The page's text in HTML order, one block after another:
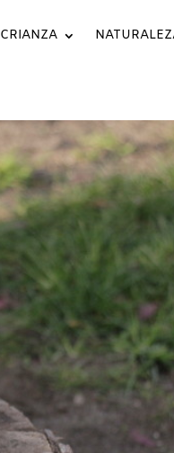
CRIANZA